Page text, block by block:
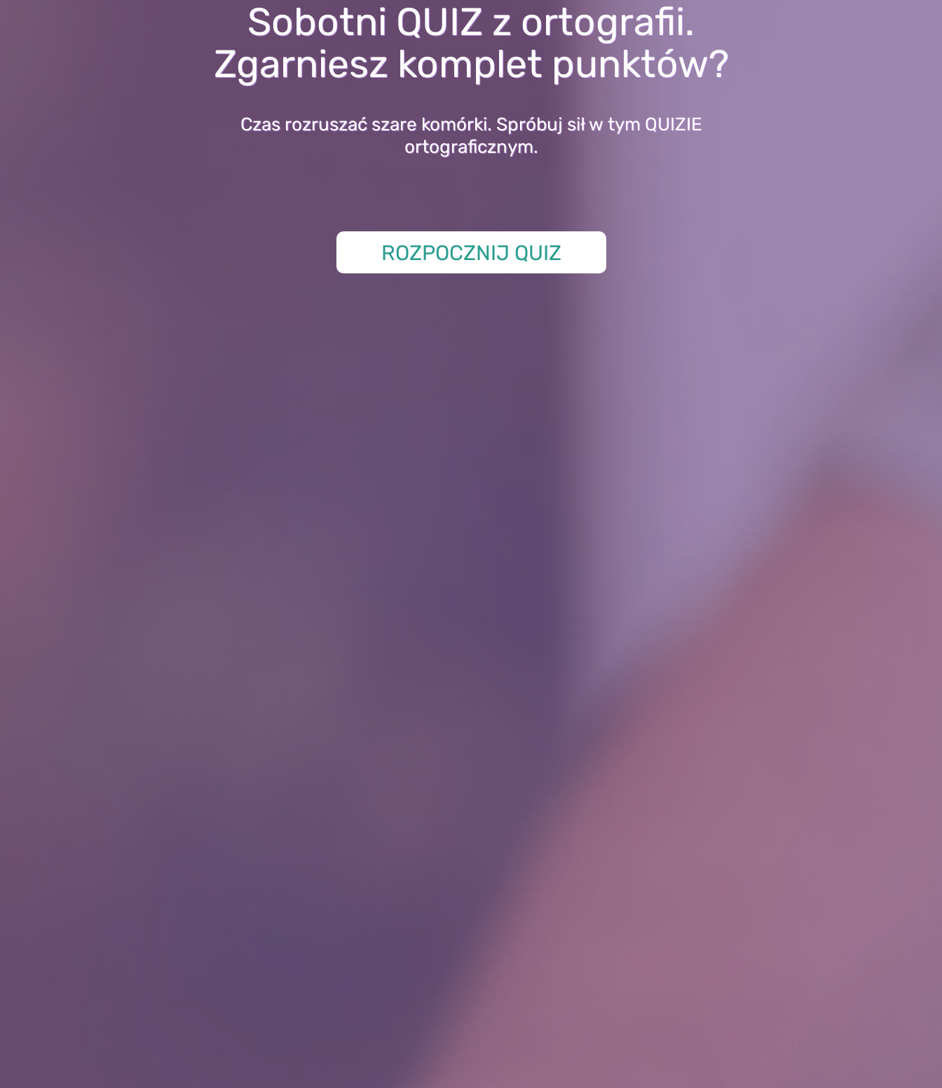
Sobotni QUIZ z ortografii.
Zgarniesz komplet punktów?
Czas rozruszać szare komórki. Spróbuj sił w tym QUIZIE
ortograficznym.
ROZPOCZNIJ QUIZ